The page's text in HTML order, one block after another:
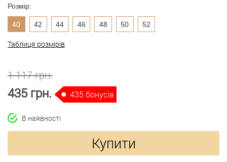
Розмір:
40 42 44 46 48 50 52
Таблиця розмірів
1 117 грн.
435 грн. 435 бонусів
В наявності
Купити